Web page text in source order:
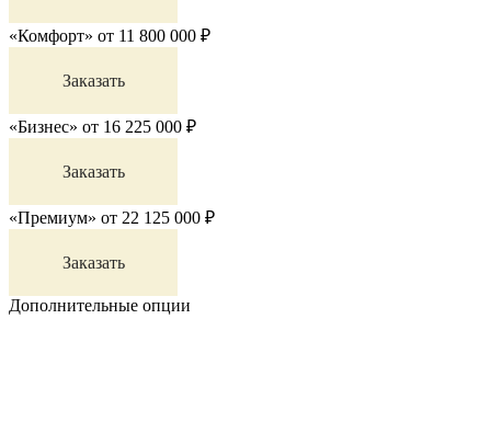
«Комфорт» от 11 800 000 ₽
Заказать
«Бизнес» от 16 225 000 ₽
Заказать
«Премиум» от 22 125 000 ₽
Заказать
Дополнительные опции